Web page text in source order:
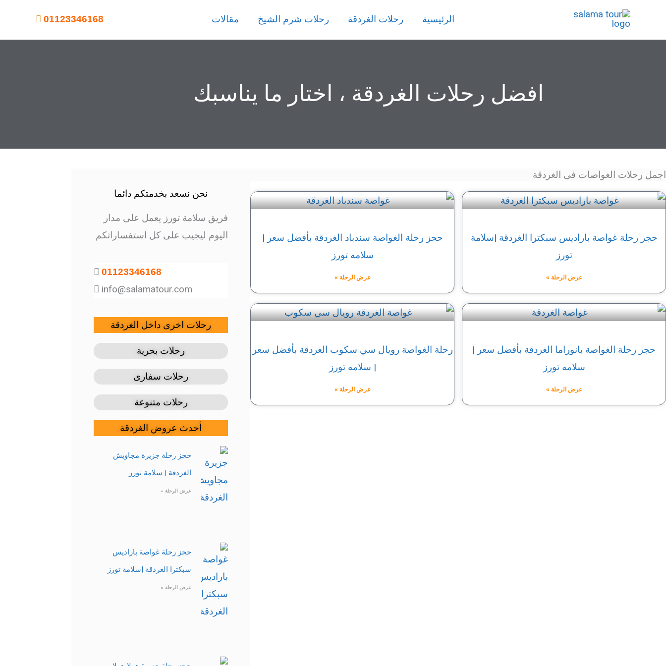
المحتوى
الرئيسية رحلات الغردقة رحلات شرم الشيخ مقالات 01123346168
افضل رحلات الغردقة ، اختار ما يناسبك
اجمل رحلات الغواصات فى الغردقة
حجز رحلة غواصة باراديس سبكترا الغردقة |سلامة
تورز
عرض الرحلة »
حجز رحلة الغواصة سندباد الغردقة بأفضل سعر |
سلامه تورز
عرض الرحلة »
حجز رحلة الغواصة بانوراما الغردقة بأفضل سعر |
سلامه تورز
عرض الرحلة »
رحلة الغواصة رويال سي سكوب الغردقة بأفضل سعر
| سلامه تورز
عرض الرحلة »
نحن نسعد بخدمتكم دائما
فريق سلامة تورز يعمل على مدار
اليوم ليجيب على كل استفساراتكم
01123346168
info@salamatour.com
رحلات اخرى داخل الغردقة
رحلات بحرية​
رحلات سفارى
رحلات متنوعة
أحدث عروض الغردقة
حجز رحلة جزيرة مجاويش
الغردقة | سلامة تورز
عرض الرحلة »
حجز رحلة غواصة باراديس
سبكترا الغردقة |سلامة تورز
عرض الرحلة »